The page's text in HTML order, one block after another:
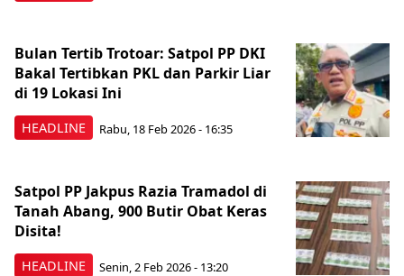
HEADLINE
Bulan Tertib Trotoar: Satpol PP DKI
Bakal Tertibkan PKL dan Parkir Liar
di 19 Lokasi Ini
Rabu, 18 Feb 2026 - 16:35
HEADLINE
Satpol PP Jakpus Razia Tramadol di
Tanah Abang, 900 Butir Obat Keras
Disita!
Senin, 2 Feb 2026 - 13:20